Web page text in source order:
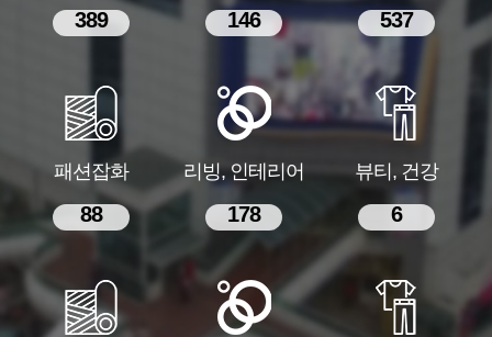
389 146 537
패션잡화
88
리빙, 인테리어
178
뷰티, 건강
6